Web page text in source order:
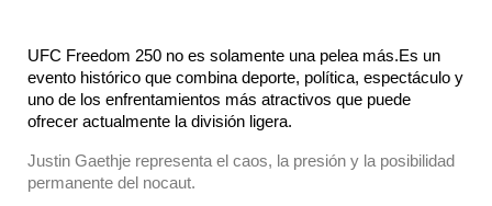
UFC Freedom 250 no es solamente una pelea más.Es un
evento histórico que combina deporte, política, espectáculo y
uno de los enfrentamientos más atractivos que puede
ofrecer actualmente la división ligera.
Justin Gaethje representa el caos, la presión y la posibilidad
permanente del nocaut.